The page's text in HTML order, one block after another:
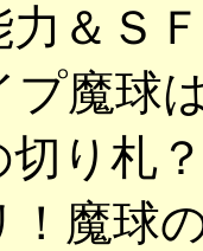
力＆Ｓ
プ魔球
切り札
！魔球